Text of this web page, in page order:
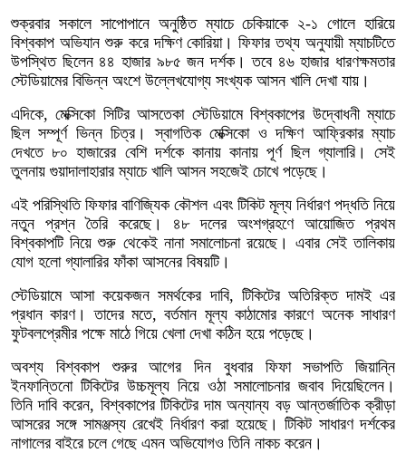
শুক্রবার সকালে সাপোপানে অনুষ্ঠিত ম্যাচে চেকিয়াকে ২-১ গোলে হারিয়ে
বিশ্বকাপ অভিযান শুরু করে দক্ষিণ কোরিয়া। ফিফার তথ্য অনুযায়ী ম্যাচটিতে
উপস্থিত ছিলেন ৪৪ হাজার ৯৮৫ জন দর্শক। তবে ৪৬ হাজার ধারণক্ষমতার
স্টেডিয়ামের বিভিন্ন অংশে উল্লেখযোগ্য সংখ্যক আসন খালি দেখা যায়।
এদিকে, মেক্সিকো সিটির আসতেকা স্টেডিয়ামে বিশ্বকাপের উদ্বোধনী ম্যাচে
ছিল সম্পূর্ণ ভিন্ন চিত্র। স্বাগতিক মেক্সিকো ও দক্ষিণ আফ্রিকার ম্যাচ
দেখতে ৮০ হাজারের বেশি দর্শকে কানায় কানায় পূর্ণ ছিল গ্যালারি। সেই
তুলনায় গুয়াদালাহারার ম্যাচে খালি আসন সহজেই চোখে পড়েছে।
এই পরিস্থিতি ফিফার বাণিজ্যিক কৌশল এবং টিকিট মূল্য নির্ধারণ পদ্ধতি নিয়ে
নতুন প্রশ্ন তৈরি করেছে। ৪৮ দলের অংশগ্রহণে আয়োজিত প্রথম
বিশ্বকাপটি নিয়ে শুরু থেকেই নানা সমালোচনা রয়েছে। এবার সেই তালিকায়
যোগ হলো গ্যালারির ফাঁকা আসনের বিষয়টি।
স্টেডিয়ামে আসা কয়েকজন সমর্থকের দাবি, টিকিটের অতিরিক্ত দামই এর
প্রধান কারণ। তাদের মতে, বর্তমান মূল্য কাঠামোর কারণে অনেক সাধারণ
ফুটবলপ্রেমীর পক্ষে মাঠে গিয়ে খেলা দেখা কঠিন হয়ে পড়েছে।
অবশ্য বিশ্বকাপ শুরুর আগের দিন বুধবার ফিফা সভাপতি জিয়ান্নি
ইনফান্তিনো টিকিটের উচ্চমূল্য নিয়ে ওঠা সমালোচনার জবাব দিয়েছিলেন।
তিনি দাবি করেন, বিশ্বকাপের টিকিটের দাম অন্যান্য বড় আন্তর্জাতিক ক্রীড়া
আসরের সঙ্গে সামঞ্জস্য রেখেই নির্ধারণ করা হয়েছে। টিকিট সাধারণ দর্শকের
নাগালের বাইরে চলে গেছে এমন অভিযোগও তিনি নাকচ করেন।